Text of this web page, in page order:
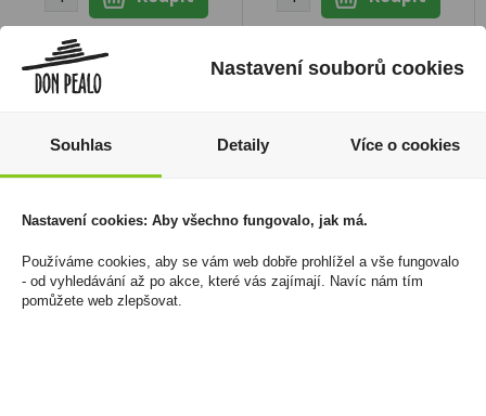
Barkleys Ginger 50g
Nastavení souborů cookies
Souhlas Detaily Více o cookies
Nastavení cookies: Aby všechno fungovalo, jak má.
Používáme cookies, aby se vám web dobře prohlížel a vše fungovalo
- od vyhledávání až po akce, které vás zajímají. Navíc nám tím
pomůžete web zlepšovat.